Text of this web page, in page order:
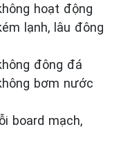
hoạt động
lạnh, lâu đông
đông đá
bơm nước
board mạch,